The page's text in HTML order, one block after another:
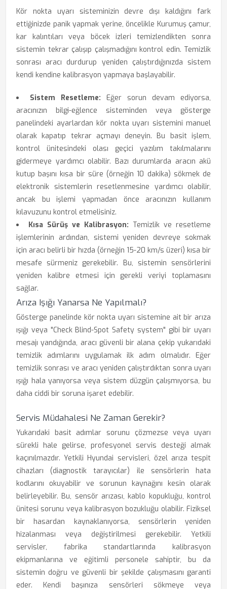
Kör nokta uyarı sisteminizin devre dışı kaldığını fark
ettiğinizde panik yapmak yerine, öncelikle Kurumuş çamur,
kar kalıntıları veya böcek izleri temizlendikten sonra
sistemin tekrar çalışıp çalışmadığını kontrol edin. Temizlik
sonrası aracı durdurup yeniden çalıştırdığınızda sistem
kendi kendine kalibrasyon yapmaya başlayabilir.
Sistem Resetleme: Eğer sorun devam ediyorsa,
aracınızın bilgi-eğlence sisteminden veya gösterge
panelindeki ayarlardan kör nokta uyarı sistemini manuel
olarak kapatıp tekrar açmayı deneyin. Bu basit işlem,
kontrol ünitesindeki olası geçici yazılım takılmalarını
gidermeye yardımcı olabilir. Bazı durumlarda aracın akü
kutup başını kısa bir süre (örneğin 10 dakika) sökmek de
elektronik sistemlerin resetlenmesine yardımcı olabilir,
ancak bu işlemi yapmadan önce aracınızın kullanım
kılavuzunu kontrol etmelisiniz.
Kısa Sürüş ve Kalibrasyon: Temizlik ve resetleme
işlemlerinin ardından, sistemi yeniden devreye sokmak
için aracı belirli bir hızda (örneğin 15-20 km/s üzeri) kısa bir
mesafe sürmeniz gerekebilir. Bu, sistemin sensörlerini
yeniden kalibre etmesi için gerekli veriyi toplamasını
sağlar.
Arıza Işığı Yanarsa Ne Yapılmalı?
Gösterge panelinde kör nokta uyarı sistemine ait bir arıza
ışığı veya "Check Blind-Spot Safety system" gibi bir uyarı
mesajı yandığında, aracı güvenli bir alana çekip yukarıdaki
temizlik adımlarını uygulamak ilk adım olmalıdır. Eğer
temizlik sonrası ve aracı yeniden çalıştırdıktan sonra uyarı
ışığı hala yanıyorsa veya sistem düzgün çalışmıyorsa, bu
daha ciddi bir soruna işaret edebilir.
Servis Müdahalesi Ne Zaman Gerekir?
Yukarıdaki basit adımlar sorunu çözmezse veya uyarı
sürekli hale gelirse, profesyonel servis desteği almak
kaçınılmazdır. Yetkili Hyundai servisleri, özel arıza tespit
cihazları (diagnostik tarayıcılar) ile sensörlerin hata
kodlarını okuyabilir ve sorunun kaynağını kesin olarak
belirleyebilir. Bu, sensör arızası, kablo kopukluğu, kontrol
ünitesi sorunu veya kalibrasyon bozukluğu olabilir. Fiziksel
bir hasardan kaynaklanıyorsa, sensörlerin yeniden
hizalanması veya değiştirilmesi gerekebilir. Yetkili
servisler, fabrika standartlarında kalibrasyon
ekipmanlarına ve eğitimli personele sahiptir, bu da
sistemin doğru ve güvenli bir şekilde çalışmasını garanti
eder. Kendi başınıza sensörleri sökmeye veya